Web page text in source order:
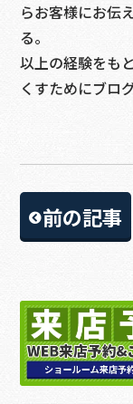
らお客様にお伝
る。
以上の経験をも
くすためにブロ
前の記事